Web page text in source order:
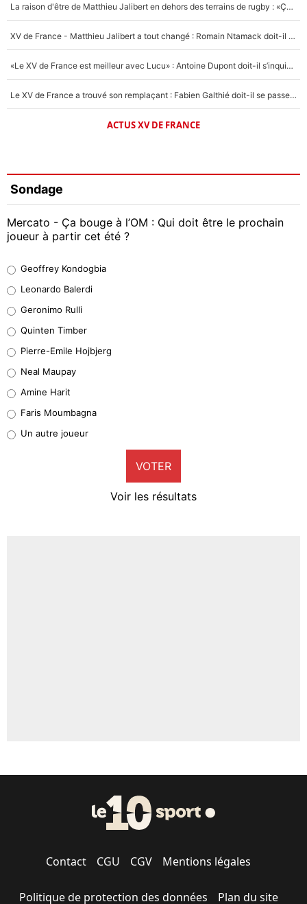
La raison d'être de Matthieu Jalibert en dehors des terrains de rugby : «Ça m'atteint autant que si tu touches à un membre de ma famille»
XV de France - Matthieu Jalibert a tout changé : Romain Ntamack doit-il s’inquiéter pour sa place à un an de la Coupe du monde ?
«Le XV de France est meilleur avec Lucu» : Antoine Dupont doit-il s’inquiéter pour sa place ?
Le XV de France a trouvé son remplaçant : Fabien Galthié doit-il se passer d'Antoine Dupont ?
ACTUS XV DE FRANCE
Sondage
Mercato - Ça bouge à l’OM : Qui doit être le prochain
joueur à partir cet été ?
38%
32%
4%
1%
9%
Geoffrey Kondogbia
Leonardo Balerdi
Geronimo Rulli
Quinten Timber
Pierre-Emile Hojbjerg
Neal Maupay
Amine Harit
Faris Moumbagna
Un autre joueur
VOTER
Voir les résultats
Contact CGU CGV Mentions légales
Politique de protection des données Plan du site